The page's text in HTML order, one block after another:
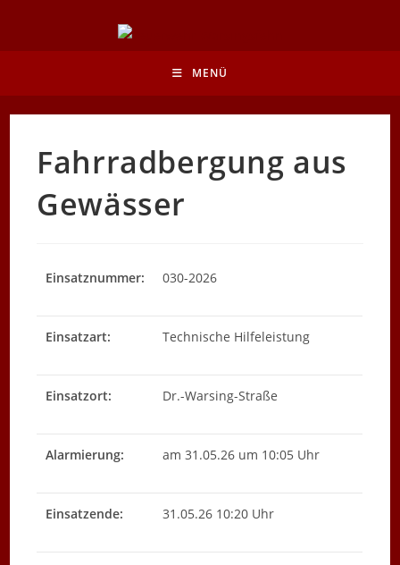
springen
MENÜ
Fahrradbergung aus
Gewässer
Einsatznummer: 030-2026
Einsatzart: Technische Hilfeleistung
Einsatzort: Dr.-Warsing-Straße
Alarmierung: am 31.05.26 um 10:05 Uhr
Einsatzende: 31.05.26 10:20 Uhr